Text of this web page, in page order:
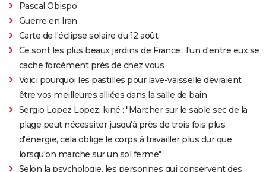
Pascal Obispo
Guerre en Iran
Carte de l'éclipse solaire du 12 août
Ce sont les plus beaux jardins de France : l'un d'entre eux se
cache forcément près de chez vous
Voici pourquoi les pastilles pour lave-vaisselle devraient
être vos meilleures alliées dans la salle de bain
Sergio Lopez Lopez, kiné : "Marcher sur le sable sec de la
plage peut nécessiter jusqu'à près de trois fois plus
d'énergie, cela oblige le corps à travailler plus dur que
lorsqu'on marche sur un sol ferme"
Selon la psychologie, les personnes qui conservent des